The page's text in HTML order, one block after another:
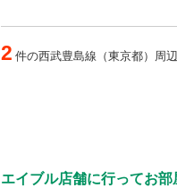
2 件の西武豊島線（東京都）周
エイブル店舗に行ってお